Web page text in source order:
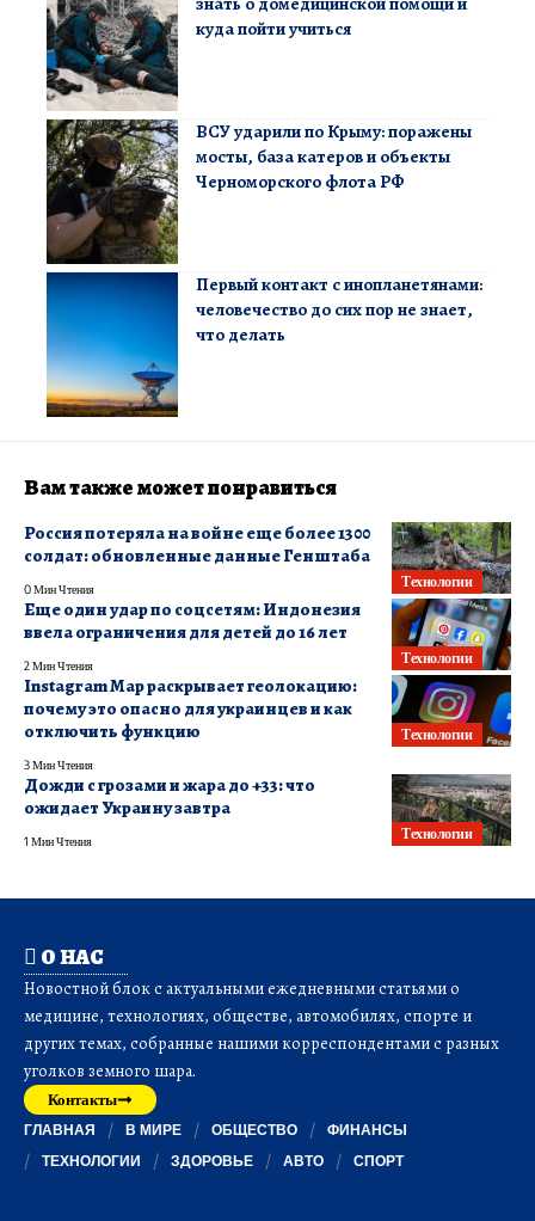
куда пойти учиться
ВСУ ударили по Крыму: поражены
мосты, база катеров и объекты
Черноморского флота РФ
Первый контакт с инопланетянами:
человечество до сих пор не знает,
что делать
Вам также может понравиться
Технологии
Россия потеряла на войне еще более 1300
солдат: обновленные данные Генштаба
0 Мин Чтения
Технологии
Еще один удар по соцсетям: Индонезия
ввела ограничения для детей до 16 лет
2 Мин Чтения
Технологии
Instagram Map раскрывает геолокацию:
почему это опасно для украинцев и как
отключить функцию
3 Мин Чтения
Технологии
Дожди с грозами и жара до +33: что
ожидает Украину завтра
1 Мин Чтения
О НАС
Новостной блок с актуальными ежедневными статьями о
медицине, технологиях, обществе, автомобилях, спорте и
других темах, собранные нашими корреспондентами с разных
уголков земного шара.
Контакты
ГЛАВНАЯ В МИРЕ ОБЩЕСТВО
ФИНАНСЫ
ТЕХНОЛОГИИ
ЗДОРОВЬЕ АВТО СПОРТ